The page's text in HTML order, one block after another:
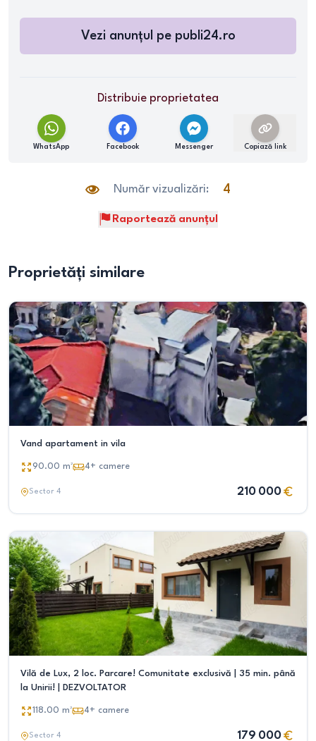
Vezi anunțul pe publi24.ro
Distribuie proprietatea
WhatsApp Facebook Messenger Copiază link
Număr vizualizări: 4
Raportează anunțul
Proprietăți similare
Vand apartament in vila
90.00 m² 4+ camere
Sector 4 210 000
Vilă de Lux, 2 loc. Parcare! Comunitate exclusivă | 35 min. până
la Unirii! | DEZVOLTATOR
118.00 m² 4+ camere
Sector 4 179 000